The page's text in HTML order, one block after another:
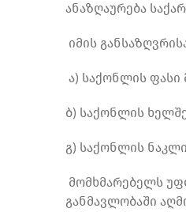
ანაზღაურება
იმის
ა) საქონლის ფასი
ბ) საქონლის
გ) საქონლის
მომხმარებელს
განმავლობაში